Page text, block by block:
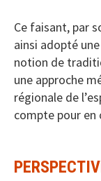
Ce faisant, par
ainsi adopté
notion de
une approche
régionale de
compte pour en